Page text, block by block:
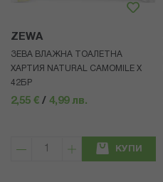
ZEWA
ЗЕВА ВЛАЖНА ТОАЛЕТНА
ХАРТИЯ NATURAL CAMOMILE Х
42БР
2,55 € / 4,99 лв.
КУПИ